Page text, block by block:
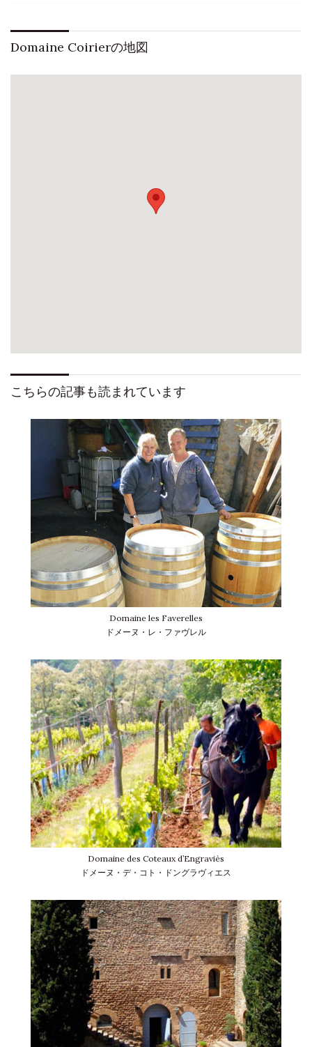
Domaine Coirierの地図
こちらの記事も読まれています
Domaine les Faverelles
ドメーヌ・レ・ファヴレル
Domaine des Coteaux d’Engraviès
ドメーヌ・デ・コト・ドングラヴィエス